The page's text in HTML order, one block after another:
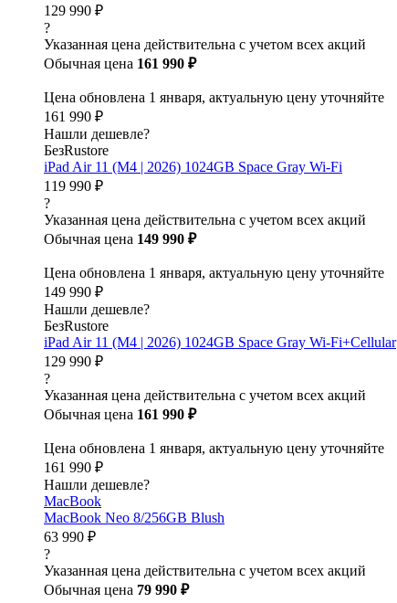
129 990 ₽
?
Указанная цена действительна с учетом всех акций
Обычная цена 161 990 ₽
Цена обновлена 1 января, актуальную цену уточняйте
161 990 ₽
Нашли дешевле?
БезRustore
iPad Air 11 (M4 | 2026) 1024GB Space Gray Wi-Fi
119 990 ₽
?
Указанная цена действительна с учетом всех акций
Обычная цена 149 990 ₽
Цена обновлена 1 января, актуальную цену уточняйте
149 990 ₽
Нашли дешевле?
БезRustore
iPad Air 11 (M4 | 2026) 1024GB Space Gray Wi-Fi+Cellular
129 990 ₽
?
Указанная цена действительна с учетом всех акций
Обычная цена 161 990 ₽
Цена обновлена 1 января, актуальную цену уточняйте
161 990 ₽
Нашли дешевле?
MacBook
MacBook Neo 8/256GB Blush
63 990 ₽
?
Указанная цена действительна с учетом всех акций
Обычная цена 79 990 ₽